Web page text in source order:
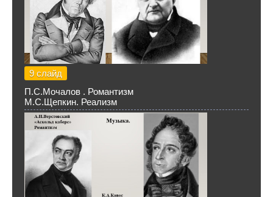
9 слайд
П.С.Мочалов . Романтизм
М.С.Щепкин. Реализм